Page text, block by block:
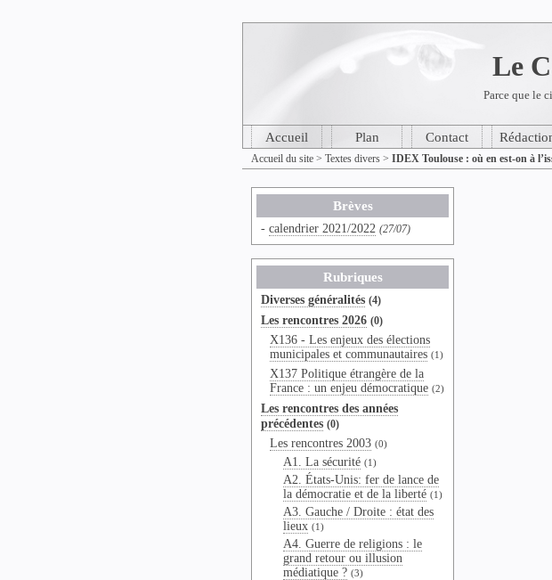
Le
Parce que le
Accueil Plan Contact
Accueil du site > Textes divers > IDEX Toulouse : où en est-on à
Brèves
- calendrier 2021/2022 (27/07)
Rubriques
Diverses généralités (4)
Les rencontres 2026 (0)
X136 - Les enjeux des élections
municipales et communautaires (1)
X137 Politique étrangère de la
France : un enjeu démocratique (2)
Les rencontres des années
précédentes (0)
Les rencontres 2003 (0)
A1. La sécurité (1)
A2. États-Unis: fer de lance de
la démocratie et de la liberté (1)
A3. Gauche / Droite : état des
lieux (1)
A4. Guerre de religions : le
grand retour ou illusion
médiatique ? (3)